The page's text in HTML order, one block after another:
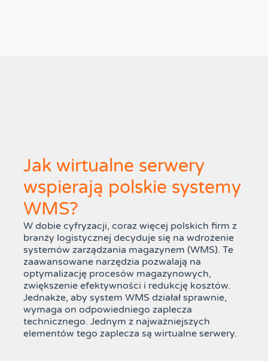
Jak wirtualne serwery
wspierają polskie systemy
WMS?
W dobie cyfryzacji, coraz więcej polskich firm z
branży logistycznej decyduje się na wdrożenie
systemów zarządzania magazynem (WMS). Te
zaawansowane narzędzia pozwalają na
optymalizację procesów magazynowych,
zwiększenie efektywności i redukcję kosztów.
Jednakże, aby system WMS działał sprawnie,
wymaga on odpowiedniego zaplecza
technicznego. Jednym z najważniejszych
elementów tego zaplecza są wirtualne serwery.